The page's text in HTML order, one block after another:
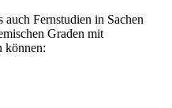
Fernstudien in Sachen
Graden mit
können: